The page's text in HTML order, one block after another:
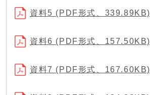
資料5 (PDF形式、339.89KB)
資料6 (PDF形式、157.50KB)
資料7 (PDF形式、167.60KB)